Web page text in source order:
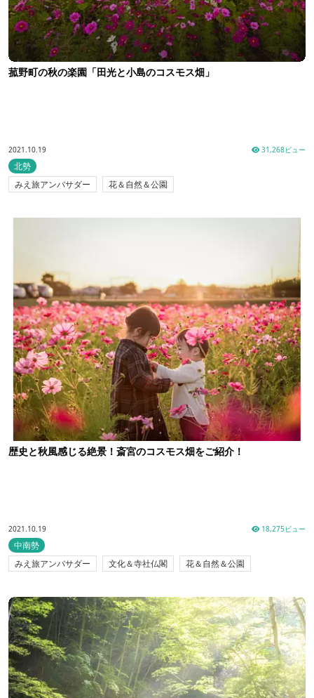
菰野町の秋の楽園「田光と小島のコスモス畑」
2021.10.19 31,268ビュー
北勢
みえ旅アンバサダー
花＆自然＆公園
歴史と秋風感じる絶景！斎宮のコスモス畑をご紹介！
2021.10.19 18,275ビュー
中南勢
みえ旅アンバサダー
文化＆寺社仏閣 花＆自然＆公園